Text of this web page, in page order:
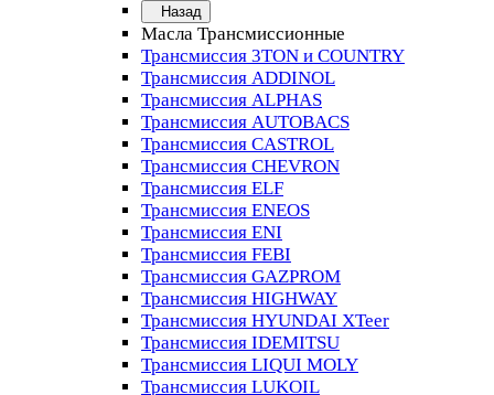
Назад
Масла Трансмиссионные
Трансмиссия 3TON и COUNTRY
Трансмиссия ADDINOL
Трансмиссия ALPHAS
Трансмиссия AUTOBACS
Трансмиссия CASTROL
Трансмиссия CHEVRON
Трансмиссия ELF
Трансмиссия ENEOS
Трансмиссия ENI
Трансмиссия FEBI
Трансмиссия GAZPROM
Трансмиссия HIGHWAY
Трансмиссия HYUNDAI XTeer
Трансмиссия IDEMITSU
Трансмиссия LIQUI MOLY
Трансмиссия LUKOIL